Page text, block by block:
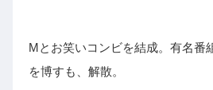
Mとお笑いコンビを結成。有名番
を博すも、解散。